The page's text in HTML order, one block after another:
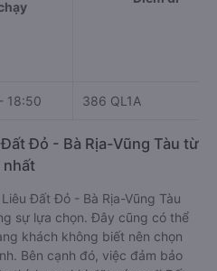
18:50 386 QL1A
Đỏ - Bà Rịa-Vũng Tàu từ
nhất
Đất Đỏ - Bà Rịa-Vũng Tàu
sự lựa chọn. Đây cũng có thể
khách không biết nên chọn
Bên cạnh đó, việc đảm bảo